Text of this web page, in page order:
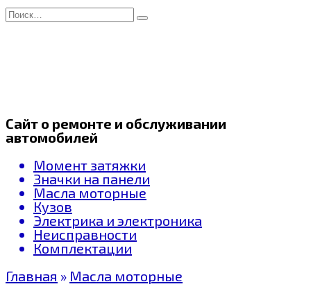
Перейти
к
Search
for:
Сайт о ремонте и обслуживании
автомобилей
Момент затяжки
Значки на панели
Масла моторные
Кузов
Электрика и электроника
Неисправности
Комплектации
Главная » Масла моторные